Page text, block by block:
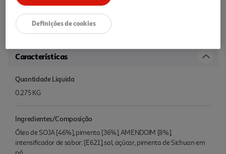
O molho de soja adocicado é infundido com pimenta e amendoim
crocante, produzindo uma combinação de doçura, tempero e sabor
de nozes.
Características
Quantidade Liquida
0.275 KG
Ingredientes/Composição
Óleo de SOJA [46%], pimenta [36%], AMENDOIM [8%],
intensificador de sabor: [E621], sal, açúcar, pimenta de Sichuan em
Definições de cookies